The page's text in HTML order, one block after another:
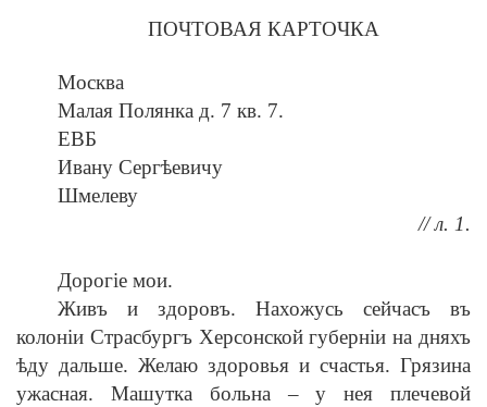
ПОЧТОВАЯ КАРТОЧКА
Москва
Малая Полянка д. 7 кв. 7.
ЕВБ
Ивану Сергѣевичу
Шмелеву
// л. 1.
Дорогіе мои.
Живъ и здоровъ. Нахожусь сейчасъ въ
колоніи Страсбургъ Херсонской губерніи на дняхъ
ѣду дальше. Желаю здоровья и счастья. Грязина
ужасная. Машутка больна – у нея плечевой